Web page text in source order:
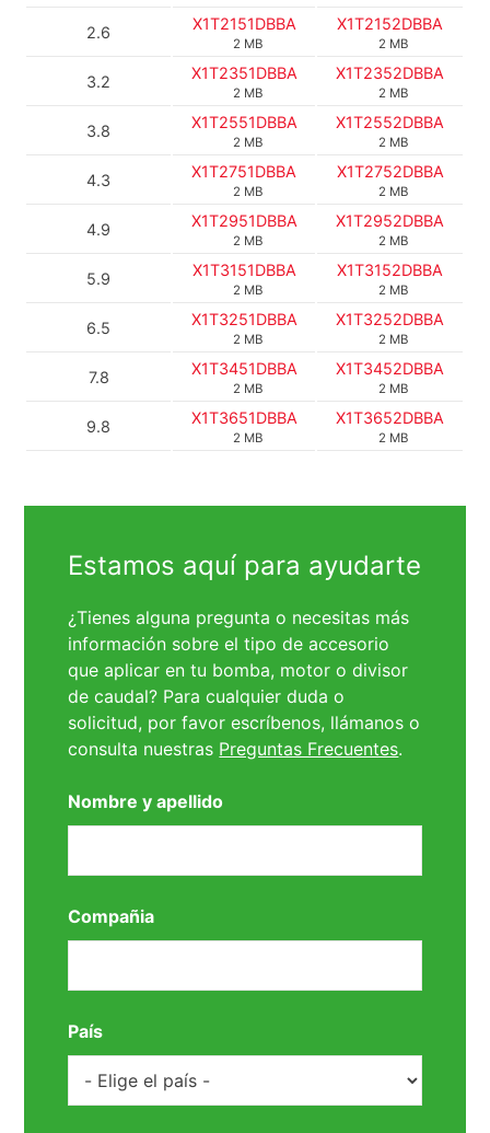
2.6 X1T2151DBBA
2 MB
X1T2152DBBA
2 MB
3.2 X1T2351DBBA
2 MB
X1T2352DBBA
2 MB
3.8 X1T2551DBBA
2 MB
X1T2552DBBA
2 MB
4.3 X1T2751DBBA
2 MB
X1T2752DBBA
2 MB
4.9 X1T2951DBBA
2 MB
X1T2952DBBA
2 MB
5.9 X1T3151DBBA
2 MB
X1T3152DBBA
2 MB
6.5 X1T3251DBBA
2 MB
X1T3252DBBA
2 MB
7.8 X1T3451DBBA
2 MB
X1T3452DBBA
2 MB
9.8 X1T3651DBBA
2 MB
X1T3652DBBA
2 MB
Estamos aquí para ayudarte
¿Tienes alguna pregunta o necesitas más
información sobre el tipo de accesorio
que aplicar en tu bomba, motor o divisor
de caudal? Para cualquier duda o
solicitud, por favor escríbenos, llámanos o
consulta nuestras Preguntas Frecuentes.
Nombre y apellido
Compañia
País